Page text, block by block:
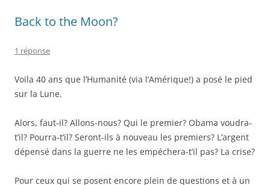
Back to the Moon?
1 réponse
Voila 40 ans que l’Humanité (via l’Amérique!) a posé le pied
sur la Lune.
Alors, faut-il? Allons-nous? Qui le premier? Obama voudra-
t’il? Pourra-t’il? Seront-ils à nouveau les premiers? L’argent
dépensé dans la guerre ne les empéchera-t’il pas? La crise?
Pour ceux qui se posent encore plein de questions et à un